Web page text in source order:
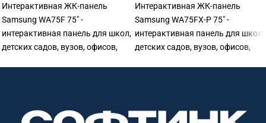
Интерактивная ЖК-панель
Samsung WA75F 75" -
интерактивная панель для школ,
детских садов, вузов, офисов,
3840x2160@60Гц (16:9), сенсор:
Интерактивная ЖК-панель
Samsung WA75FX-P 75" -
интерактивная панель для школ,
детских садов, вузов, офисов,
3840x2160@60Гц (16:9), сенсор: